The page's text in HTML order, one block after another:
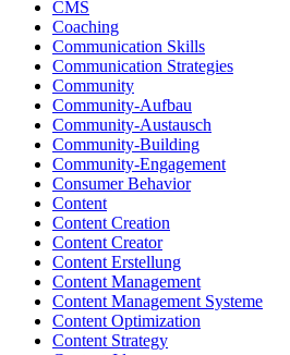
CMS
Coaching
Communication Skills
Communication Strategies
Community
Community-Aufbau
Community-Austausch
Community-Building
Community-Engagement
Consumer Behavior
Content
Content Creation
Content Creator
Content Erstellung
Content Management
Content Management Systeme
Content Optimization
Content Strategy